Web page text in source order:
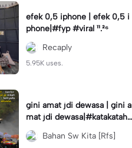
efek 0,5 iphone | efek 0,5 i
phone|#fyp #viral ¹¹.²⁶
Recaply
5.95K uses.
gini amat jdi dewasa | gini a
mat jdi dewasa|#katakataha
rini#quotes#laguviral#den
nycaknan#kisinan2
Bahan Sw Kita [Rfs]